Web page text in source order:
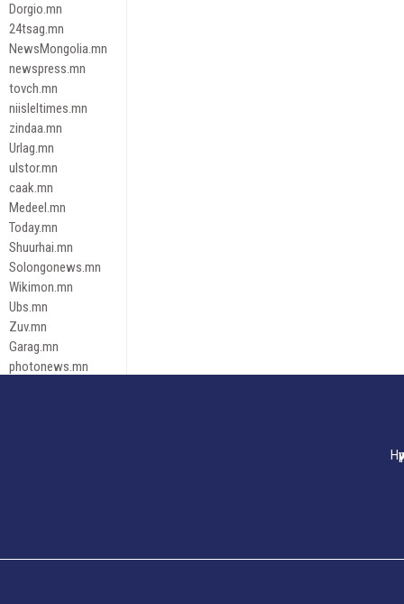
Dorgio.mn
24tsag.mn
NewsMongolia.mn
newspress.mn
tovch.mn
niisleltimes.mn
zindaa.mn
Urlag.mn
ulstor.mn
caak.mn
Medeel.mn
Today.mn
Shuurhai.mn
Solongonews.mn
Wikimon.mn
Ubs.mn
Zuv.mn
Garag.mn
photonews.mn
Эрх зүй